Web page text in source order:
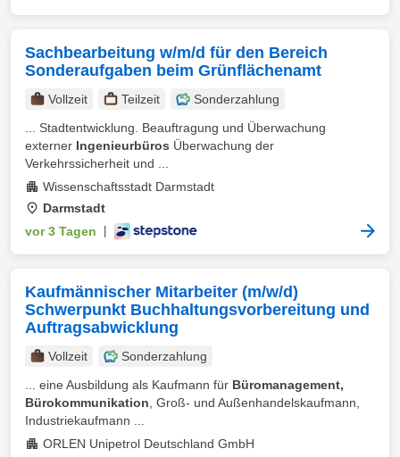
Sachbearbeitung w/m/d für den Bereich
Sonderaufgaben beim Grünflächenamt
Vollzeit Teilzeit
Sonderzahlung
... Stadtentwicklung. Beauftragung und Überwachung
externer Ingenieurbüros Überwachung der
Verkehrssicherheit und ...
Wissenschaftsstadt Darmstadt
Darmstadt
vor 3 Tagen
Kaufmännischer Mitarbeiter (m/w/d)
Schwerpunkt Buchhaltungsvorbereitung und
Auftragsabwicklung
Vollzeit
Sonderzahlung
... eine Ausbildung als Kaufmann für Büromanagement,
Bürokommunikation , Groß- und Außenhandelskaufmann,
Industriekaufmann ...
ORLEN Unipetrol Deutschland GmbH